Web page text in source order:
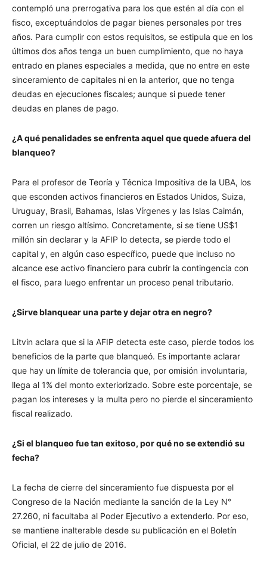
contempló una prerrogativa para los que estén al día con el
fisco, exceptuándolos de pagar bienes personales por tres
años. Para cumplir con estos requisitos, se estipula que en los
últimos dos años tenga un buen cumplimiento, que no haya
entrado en planes especiales a medida, que no entre en este
sinceramiento de capitales ni en la anterior, que no tenga
deudas en ejecuciones fiscales; aunque si puede tener
deudas en planes de pago.
¿A qué penalidades se enfrenta aquel que quede afuera del
blanqueo?
Para el profesor de Teoría y Técnica Impositiva de la UBA, los
que esconden activos financieros en Estados Unidos, Suiza,
Uruguay, Brasil, Bahamas, Islas Vírgenes y las Islas Caimán,
corren un riesgo altísimo. Concretamente, si se tiene US$1
millón sin declarar y la AFIP lo detecta, se pierde todo el
capital y, en algún caso específico, puede que incluso no
alcance ese activo financiero para cubrir la contingencia con
el fisco, para luego enfrentar un proceso penal tributario.
¿Sirve blanquear una parte y dejar otra en negro?
Litvin aclara que si la AFIP detecta este caso, pierde todos los
beneficios de la parte que blanqueó. Es importante aclarar
que hay un límite de tolerancia que, por omisión involuntaria,
llega al 1% del monto exteriorizado. Sobre este porcentaje, se
pagan los intereses y la multa pero no pierde el sinceramiento
fiscal realizado.
¿Si el blanqueo fue tan exitoso, por qué no se extendió su
fecha?
La fecha de cierre del sinceramiento fue dispuesta por el
Congreso de la Nación mediante la sanción de la Ley N°
27.260, ni facultaba al Poder Ejecutivo a extenderlo. Por eso,
se mantiene inalterable desde su publicación en el Boletín
Oficial, el 22 de julio de 2016.